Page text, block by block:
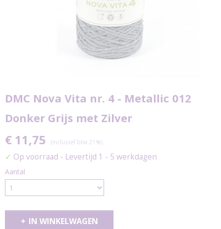
DMC Nova Vita nr. 4 - Metallic 012
Donker Grijs met Zilver
€ 11,75 (inclusief btw 21%)
✓ Op voorraad - Levertijd 1 - 5 werkdagen
Aantal
IN WINKELWAGEN